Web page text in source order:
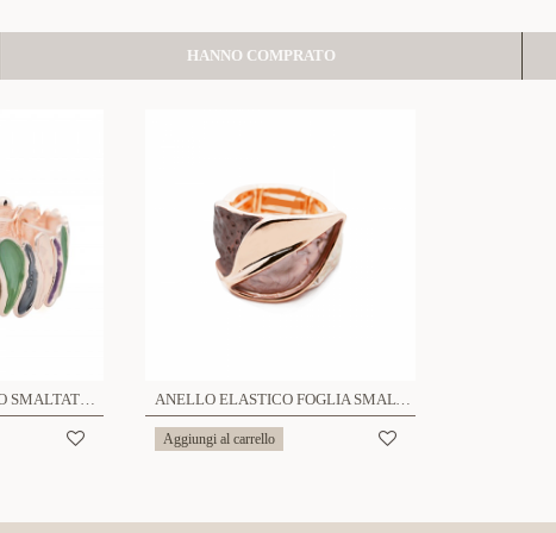
HANNO COMPRATO
BRACCIALE ELASTICO SMALTATO - SW23456E936 ANELLO ELASTICO FOGLIA SMALTATA - SW24464A173
Aggiungi al carrello